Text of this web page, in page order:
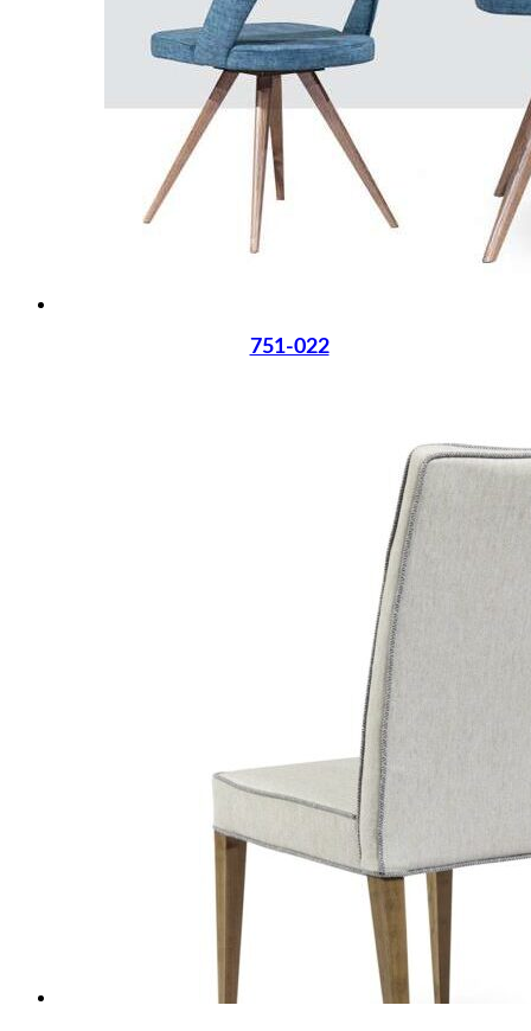
751-022